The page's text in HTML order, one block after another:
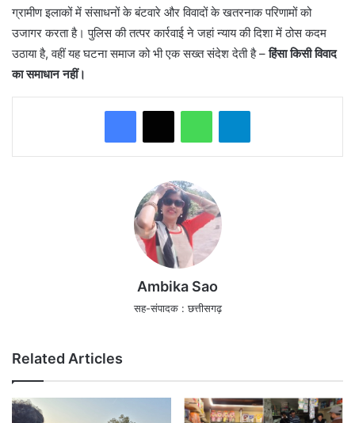
ग्रामीण इलाकों में संसाधनों के बंटवारे और विवादों के खतरनाक परिणामों को
उजागर करता है। पुलिस की तत्पर कार्रवाई ने जहां न्याय की दिशा में ठोस कदम
उठाया है, वहीं यह घटना समाज को भी एक सख्त संदेश देती है –हिंसा किसी विवाद
का समाधान नहीं।
WhatsAppTelegram
Ambika Sao
सह-संपादक : छत्तीसगढ़
Related Articles